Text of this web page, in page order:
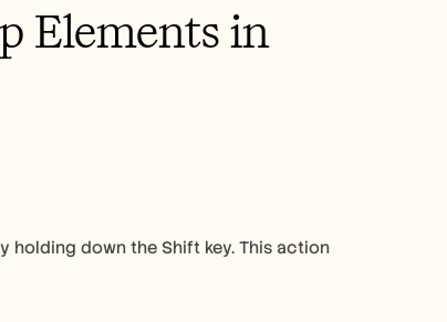
Elements in
holding down the Shift key. This action